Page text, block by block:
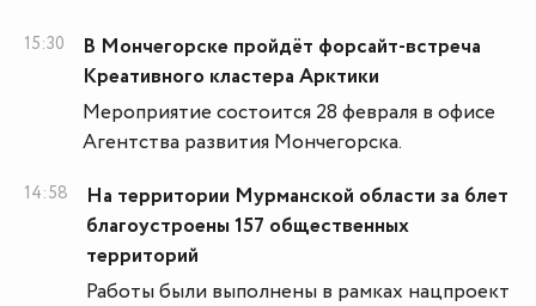
15:30
В Мончегорске пройдёт форсайт-встреча
Креативного кластера Арктики
Мероприятие состоится 28 февраля в офисе
Агентства развития Мончегорска.
14:58
На территории Мурманской области за 6лет
благоустроены 157 общественных
территорий
Работы были выполнены в рамках нацпроект